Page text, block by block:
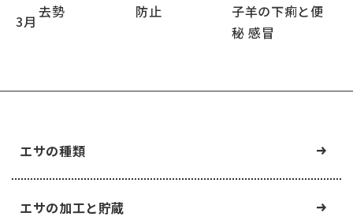
去勢
防止
子羊の下痢と便
秘 感冒
3月
エサの種類
エサの加工と貯蔵